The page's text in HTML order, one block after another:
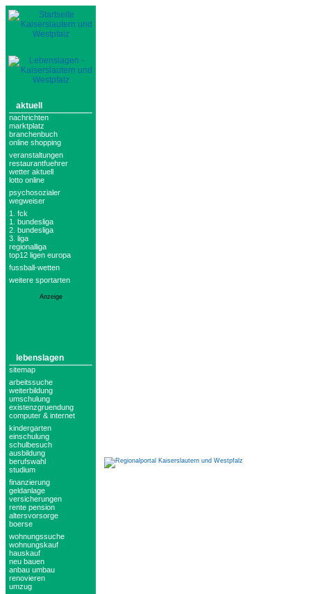
aktuell
nachrichten
marktplatz
branchenbuch
online shopping
veranstaltungen
restaurantfuehrer
wetter aktuell
lotto online
psychosozialer
wegweiser
1. fck
1. bundesliga
2. bundesliga
3. liga
regionalliga
top12 ligen europa
fussball-wetten
weitere sportarten
Anzeige
lebenslagen
sitemap
arbeitssuche
weiterbildung
umschulung
existenzgruendung
computer & internet
kindergarten
einschulung
schulbesuch
ausbildung
berufswahl
studium
finanzierung
geldanlage
versicherungen
rente pension
altersvorsorge
boerse
wohnungssuche
wohnungskauf
hauskauf
neu bauen
anbau umbau
renovieren
umzug